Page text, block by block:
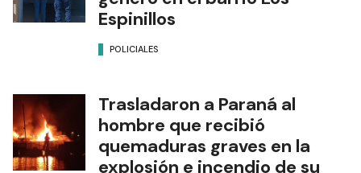
Espinillos
POLICIALES
Trasladaron a Paraná al
hombre que recibió
quemaduras graves en la
explosión e incendio de su